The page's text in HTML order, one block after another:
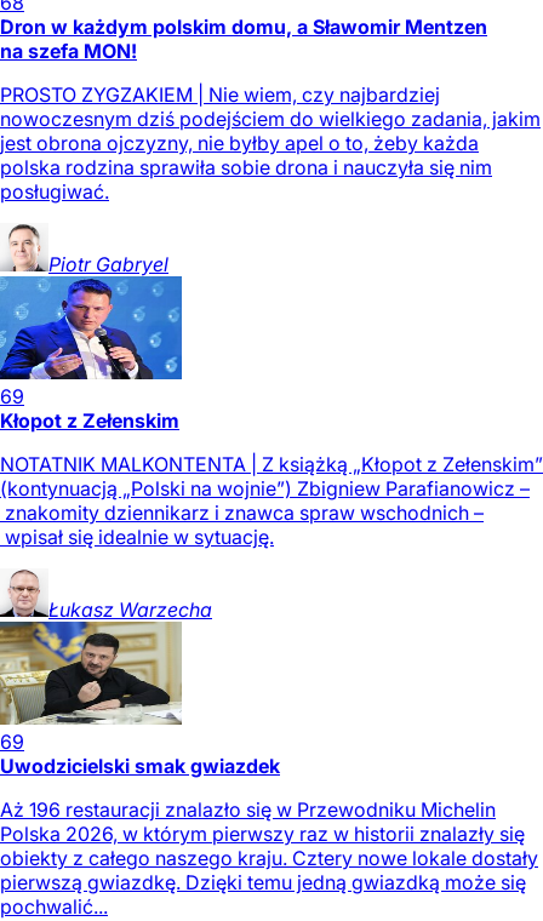
Dron w każdym polskim domu, a Sławomir Mentzen
na szefa MON!
PROSTO ZYGZAKIEM | Nie wiem, czy najbardziej
nowoczesnym dziś podejściem do wielkiego zadania, jakim
jest obrona ojczyzny, nie byłby apel o to, żeby każda
polska rodzina sprawiła sobie drona i nauczyła się nim
posługiwać.
Piotr Gabryel
69
Kłopot z Zełenskim
NOTATNIK MALKONTENTA | Z książką „Kłopot z Zełenskim”
(kontynuacją „Polski na wojnie”) Zbigniew Parafianowicz –
znakomity dziennikarz i znawca spraw wschodnich –
wpisał się idealnie w sytuację.
Łukasz Warzecha
69
Uwodzicielski smak gwiazdek
Aż 196 restauracji znalazło się w Przewodniku Michelin
Polska 2026, w którym pierwszy raz w historii znalazły się
obiekty z całego naszego kraju. Cztery nowe lokale dostały
pierwszą gwiazdkę. Dzięki temu jedną gwiazdką może się
pochwalić...